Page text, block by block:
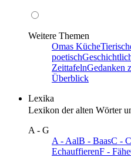
Weitere Themen
Omas Küche
poetisch
ZeittafelnGedanken
Überblick
Lexika
Lexikon der alten Wörter
A - G
A - AalB - BaasC -
EchauffierenF - Fähe